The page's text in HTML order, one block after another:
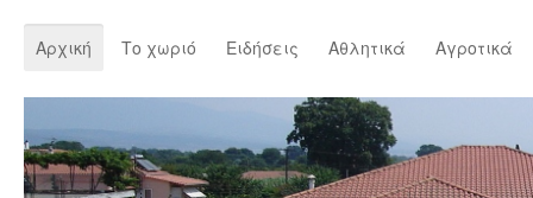
Αρχική Το χωριό Ειδήσεις Αθλητικά Αγροτικά